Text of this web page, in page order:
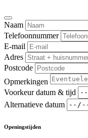
Naam
Telefoonnummer
E-mail
Adres
Postcode
Opmerkingen
Voorkeur datum & tijd
Alternatieve datum
Openingstijden